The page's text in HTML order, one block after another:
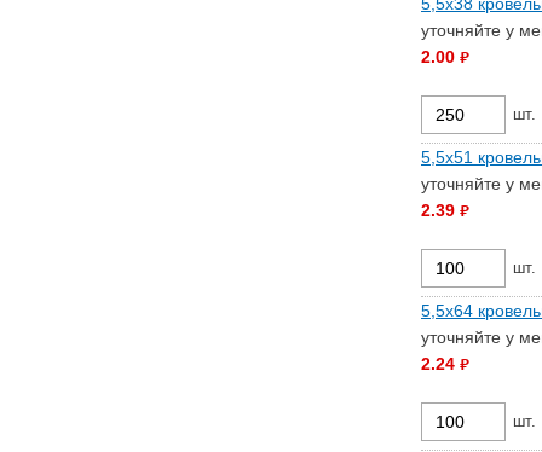
уточняйте у
2.00 руб.
шт.
5,5х51
уточняйте у
2.39 руб.
шт.
5,5х64
уточняйте у
2.24 руб.
шт.